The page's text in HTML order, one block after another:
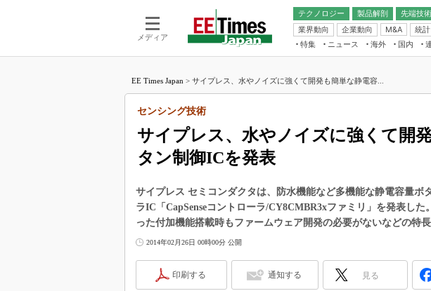
メディア
テクノロジー 製品解剖
先端技術
電池／エネルギー
アナログ
マイコン
業界動向
企業動向 M&A 統計
フィジカ
読者調
電源設
エレクト
特集 ニュース 海外 国内
福田昭のデバイス通信
大山聡の業界スコープ
学漂流記
世界を「数字」で回してみよう
この10年で起こったこと、次の10年
で起こること
電子ブックレット
EE Times Japan > サイプレス、水やノイズに強くて開発も簡単な静電容...
サイプレス、水やノイズに強くて開
タン制御ICを発表
センシング技術
サイプレス セミコンダクタは、防水機能など多機能な静電容量ボ
ラIC「CapSenseコントローラ/CY8CMBR3xファミリ」を発表し
った付加機能搭載時もファームウェア開発の必要がないなどの特長
2014年02月26日 00時00分 公開
印刷する 通知する 見る